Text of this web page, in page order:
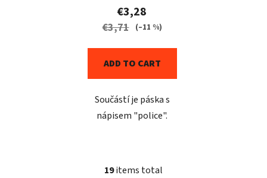
€3,28
€3,71 (–11 %)
ADD TO CART
Součástí je páska s
nápisem "police".
19items total